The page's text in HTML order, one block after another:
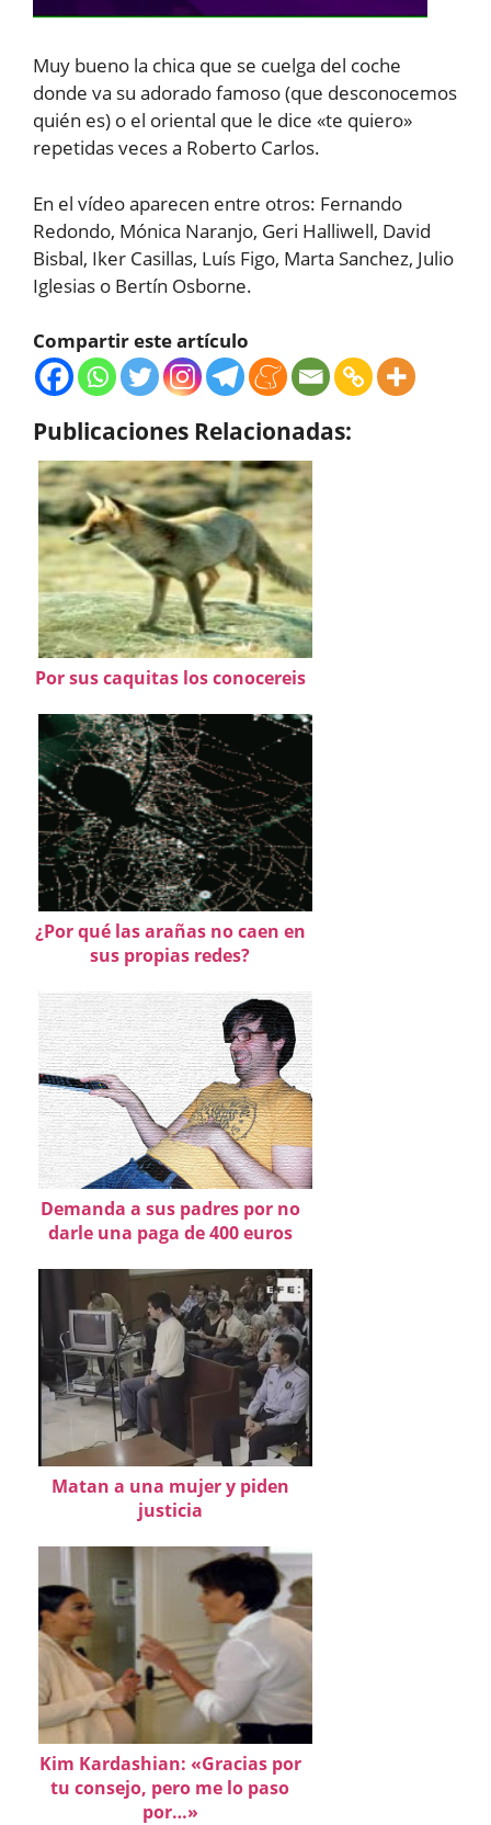
Muy bueno la chica que se cuelga del coche
donde va su adorado famoso (que desconocemos
quién es) o el oriental que le dice «te quiero»
repetidas veces a Roberto Carlos.
En el vídeo aparecen entre otros: Fernando
Redondo, Mónica Naranjo, Geri Halliwell, David
Bisbal, Iker Casillas, Luís Figo, Marta Sanchez, Julio
Iglesias o Bertín Osborne.
Compartir este artículo
Publicaciones Relacionadas:
Por sus caquitas los conocereis
¿Por qué las arañas no caen en
sus propias redes?
Demanda a sus padres por no
darle una paga de 400 euros
Matan a una mujer y piden
justicia
Kim Kardashian: «Gracias por
tu consejo, pero me lo paso
por…»